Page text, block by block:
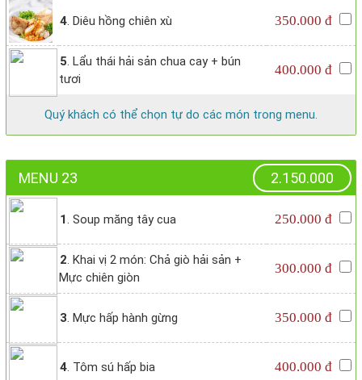
4. Diêu hồng chiên xù 350.000 đ
5. Lẩu thái hải sản chua cay + bún
tươi
400.000 đ
Quý khách có thể chọn tự do các món trong menu.
MENU 23 2.150.000
1. Soup măng tây cua 250.000 đ
2. Khai vị 2 món: Chả giò hải sản +
Mực chiên giòn
300.000 đ
3. Mực hấp hành gừng 350.000 đ
4. Tôm sú hấp bia 400.000 đ